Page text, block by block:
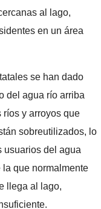
al lago,
en un área
se han dado
del agua río arriba
y arroyos que
sobreutilizados, lo
usuarios del agua
que normalmente
llega al lago,